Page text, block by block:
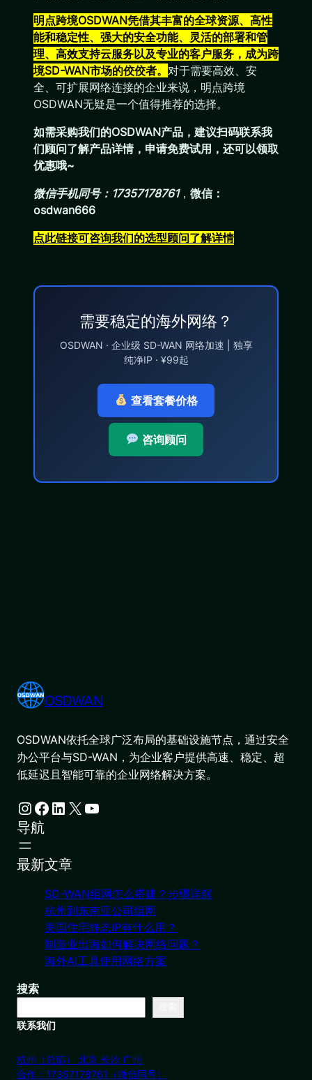
明点跨境OSDWAN凭借其丰富的全球资源、高性
能和稳定性、强大的安全功能、灵活的部署和管
理、高效支持云服务以及专业的客户服务，成为跨
境SD-WAN市场的佼佼者。 对于需要高效、安
全、可扩展网络连接的企业来说，明点跨境
OSDWAN无疑是一个值得推荐的选择。
如需采购我们的OSDWAN产品，建议扫码联系我
们顾问了解产品详情，申请免费试用，还可以领取
优惠哦~
微信手机同号：17357178761， 微信：
osdwan666
点此链接可咨询我们的选型顾问了解详情
需要稳定的海外网络？
OSDWAN · 企业级 SD-WAN 网络加速 | 独享
纯净IP · ¥99起
查看套餐价格
咨询顾问
OSDWAN
OSDWAN依托全球广泛布局的基础设施节点，通过安全
办公平台与SD-WAN，为企业客户提供高速、稳定、超
低延迟且智能可靠的企业网络解决方案。
Instagram Facebook LinkedIn X YouTube
导航
最新文章
SD-WAN组网怎么搭建？步骤详解
杭州到东南亚公司组网
美国住宅静态IP有什么用？
制造业出海如何解决网络问题？
海外AI工具使用网络方案
搜索
联系我们
杭州（总部） 北京 长沙 广州
合作：17357178761（微信同号）